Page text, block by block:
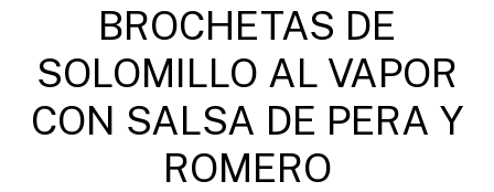
elaborar
con tu
Chefbot
BROCHETAS DE
SOLOMILLO AL VAPOR
CON SALSA DE PERA Y
ROMERO